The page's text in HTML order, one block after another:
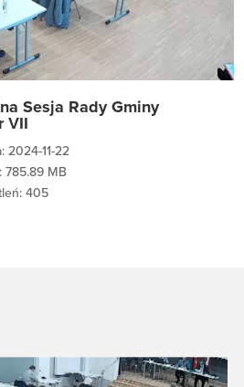
Video
Sesja Rady Gminy
VII
2024-11-22
785.89 MB
405